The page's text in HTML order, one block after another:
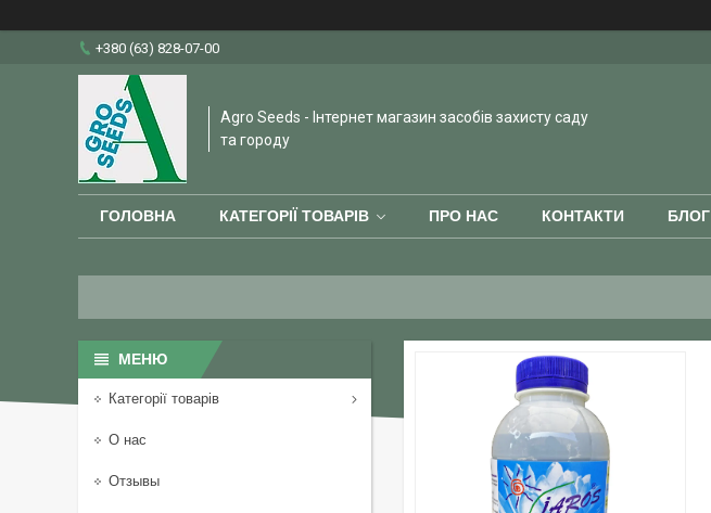
+380 (63) 828-07-00
Agro Seeds - Інтернет магазин засобів захисту саду
та городу
ГОЛОВНА КАТЕГОРІЇ ТОВАРІВ ПРО НАС КОНТАКТИ БЛОГ
Категорії товарів
О нас
Отзывы